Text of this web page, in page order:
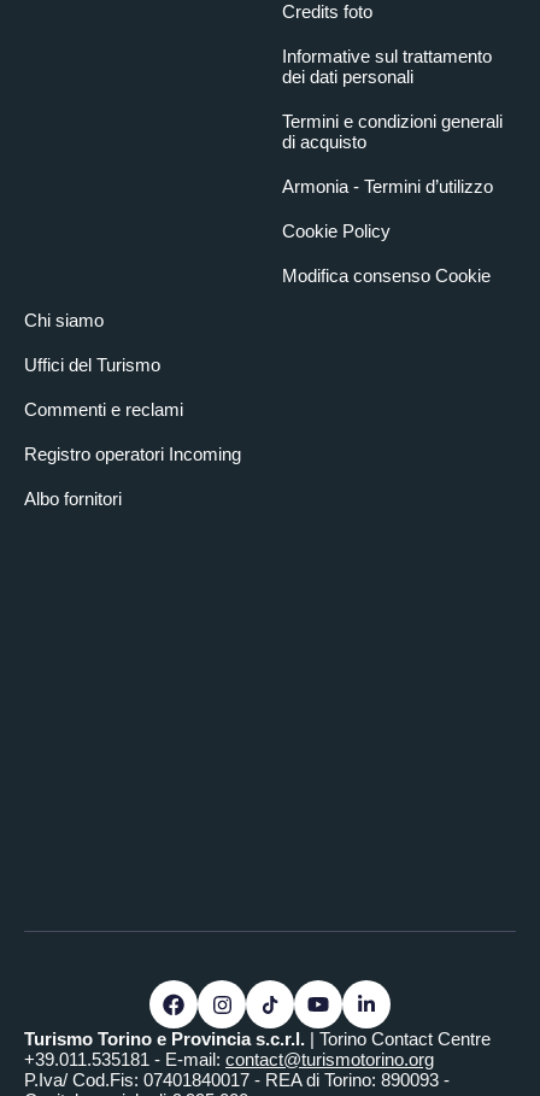
Chi siamo
Uffici del Turismo
Commenti e reclami
Registro operatori Incoming
Albo fornitori
Credits foto
Informative sul trattamento
dei dati personali
Termini e condizioni generali
di acquisto
Armonia - Termini d’utilizzo
Cookie Policy
Modifica consenso Cookie
Turismo Torino e Provincia s.c.r.l. | Torino Contact Centre
+39.011.535181 - E-mail: contact@turismotorino.org
P.Iva/ Cod.Fis: 07401840017 - REA di Torino: 890093 -